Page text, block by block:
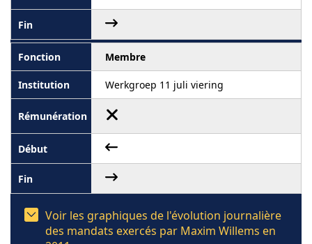
Membre
Werkgroep 11 juli viering
Voir les graphiques de l'évolution journalière
des mandats exercés par Maxim Willems en